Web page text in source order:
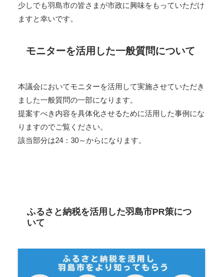
少しでも羽島市の皆さまが市政に興味をもっていただけ
ますと幸いです。
モニターを活用した一般質問について
本議会においてモニターを活用して実施させていただき
ました一般質問の一部になります。
提案すべき内容を具体化させるために活用した事例にな
りますのでご覧ください。
該当部分は24：30～からになります。
ふるさと納税を活用した羽島市PR策につ
いて